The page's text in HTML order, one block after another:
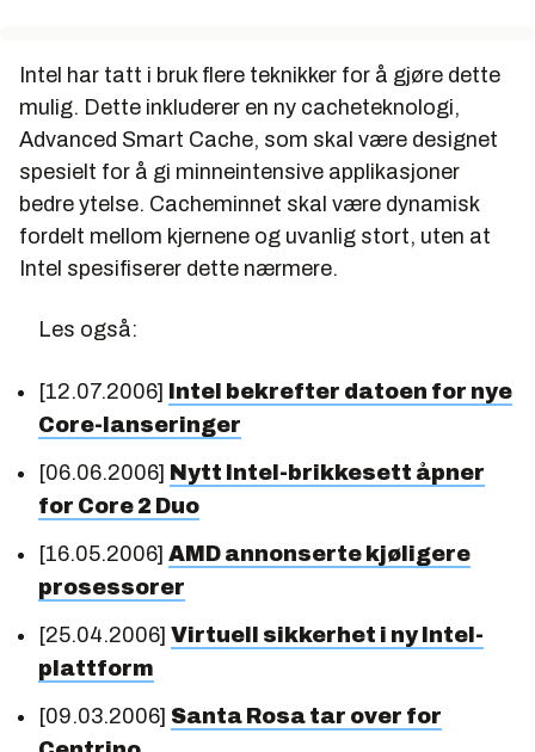
Intel har tatt i bruk flere teknikker for å gjøre dette
mulig. Dette inkluderer en ny cacheteknologi,
Advanced Smart Cache, som skal være designet
spesielt for å gi minneintensive applikasjoner
bedre ytelse. Cacheminnet skal være dynamisk
fordelt mellom kjernene og uvanlig stort, uten at
Intel spesifiserer dette nærmere.
Les også:
[12.07.2006]
Intel bekrefter datoen for nye
Core-lanseringer
[06.06.2006] Nytt Intel-brikkesett åpner
for Core 2 Duo
[16.05.2006] AMD annonserte kjøligere
prosessorer
[25.04.2006] Virtuell sikkerhet i ny Intel-
plattform
[09.03.2006] Santa Rosa tar over for